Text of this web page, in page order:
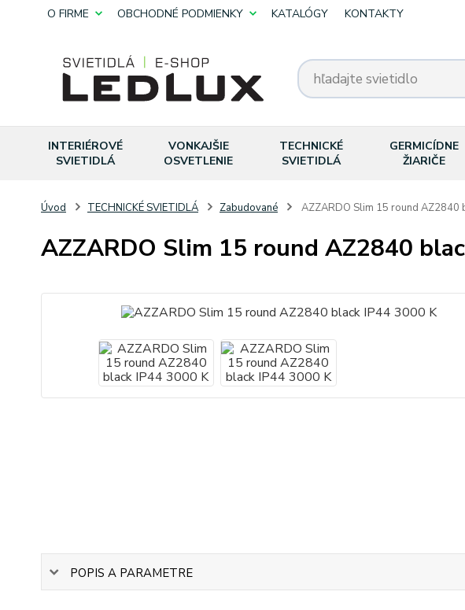
O FIRME OBCHODNÉ PODMIENKY KATALÓGY KONTAKTY
INTERIÉROVÉ
SVIETIDLÁ
VONKAJŠIE
OSVETLENIE
TECHNICKÉ
SVIETIDLÁ
GERMICÍDNE
ŽIARIČE
Úvod TECHNICKÉ SVIETIDLÁ Zabudované AZZARDO Slim 15 round AZ2840
AZZARDO Slim 15 round AZ2840
POPIS A PARAMETRE